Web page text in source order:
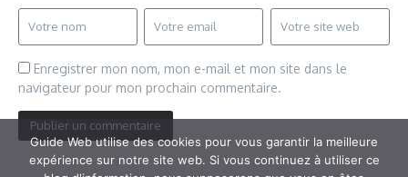
Enregistrer mon nom, mon e-mail et mon site dans le
navigateur pour mon prochain commentaire.
Guide Web utilise des cookies pour vous garantir la meilleure
expérience sur notre site web. Si vous continuez à utiliser ce